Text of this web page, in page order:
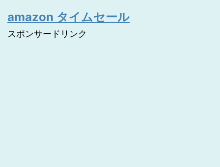
amazon タイムセール
スポンサードリンク